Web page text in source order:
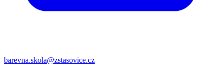
barevna.skola@zstasovice.cz